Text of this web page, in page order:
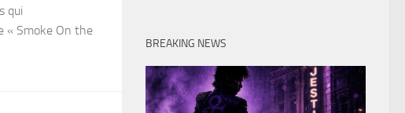
qui
« Smoke On the
BREAKING NEWS